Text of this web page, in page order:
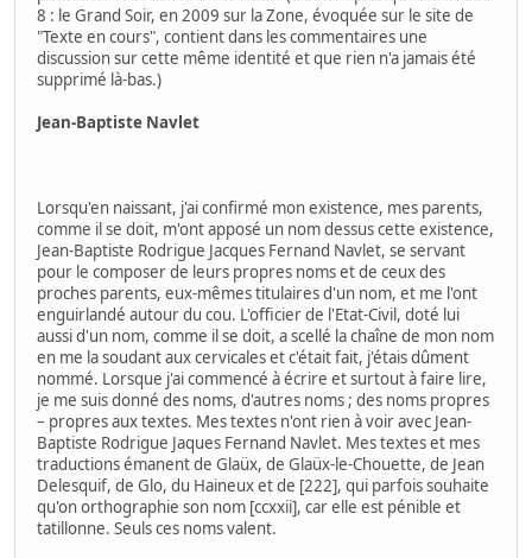
8 : le Grand Soir, en 2009 sur la Zone, évoquée sur le site de
"Texte en cours", contient dans les commentaires une
discussion sur cette même identité et que rien n'a jamais été
supprimé là-bas.)
Jean-Baptiste Navlet
Lorsqu'en naissant, j'ai confirmé mon existence, mes parents,
comme il se doit, m'ont apposé un nom dessus cette existence,
Jean-Baptiste Rodrigue Jacques Fernand Navlet, se servant
pour le composer de leurs propres noms et de ceux des
proches parents, eux-mêmes titulaires d'un nom, et me l'ont
enguirlandé autour du cou. L'officier de l'Etat-Civil, doté lui
aussi d'un nom, comme il se doit, a scellé la chaîne de mon nom
en me la soudant aux cervicales et c'était fait, j'étais dûment
nommé. Lorsque j'ai commencé à écrire et surtout à faire lire,
je me suis donné des noms, d'autres noms ; des noms propres
– propres aux textes. Mes textes n'ont rien à voir avec Jean-
Baptiste Rodrigue Jaques Fernand Navlet. Mes textes et mes
traductions émanent de Glaüx, de Glaüx-le-Chouette, de Jean
Delesquif, de Glo, du Haineux et de [222], qui parfois souhaite
qu'on orthographie son nom [ccxxii], car elle est pénible et
tatillonne. Seuls ces noms valent.